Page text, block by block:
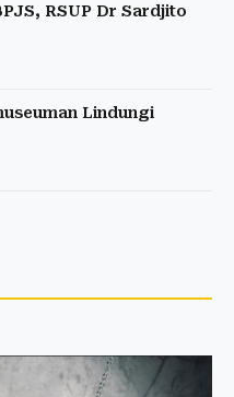
RSUP Dr Sardjito
Lindungi